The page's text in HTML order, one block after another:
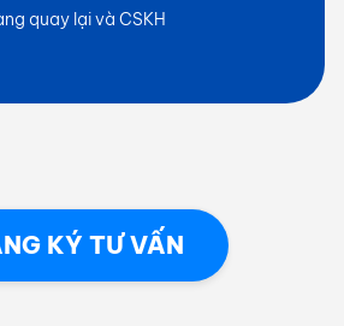
quay lại và CSKH
KÝ TƯ VẤN